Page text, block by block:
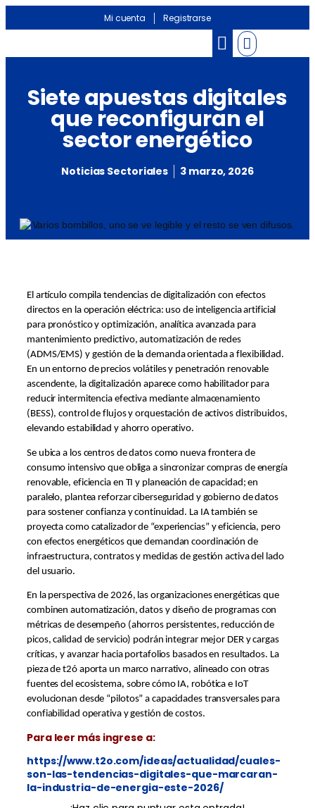
Mi cuenta Registrarse
Siete apuestas digitales
que reconfiguran el
sector energético
Noticias Sectoriales 3 marzo, 2026
El artículo compila tendencias de digitalización con efectos
directos en la operación eléctrica: uso de inteligencia artificial
para pronóstico y optimización, analítica avanzada para
mantenimiento predictivo, automatización de redes
(ADMS/EMS) y gestión de la demanda orientada a flexibilidad.
En un entorno de precios volátiles y penetración renovable
ascendente, la digitalización aparece como habilitador para
reducir intermitencia efectiva mediante almacenamiento
(BESS), control de flujos y orquestación de activos distribuidos,
elevando estabilidad y ahorro operativo.
Se ubica a los centros de datos como nueva frontera de
consumo intensivo que obliga a sincronizar compras de energía
renovable, eficiencia en TI y planeación de capacidad; en
paralelo, plantea reforzar ciberseguridad y gobierno de datos
para sostener confianza y continuidad. La IA también se
proyecta como catalizador de “experiencias” y eficiencia, pero
con efectos energéticos que demandan coordinación de
infraestructura, contratos y medidas de gestión activa del lado
del usuario.
En la perspectiva de 2026, las organizaciones energéticas que
combinen automatización, datos y diseño de programas con
métricas de desempeño (ahorros persistentes, reducción de
picos, calidad de servicio) podrán integrar mejor DER y cargas
críticas, y avanzar hacia portafolios basados en resultados. La
pieza de t2ó aporta un marco narrativo, alineado con otras
fuentes del ecosistema, sobre cómo IA, robótica e IoT
evolucionan desde “pilotos” a capacidades transversales para
confiabilidad operativa y gestión de costos.
Para leer más ingrese a:
https://www.t2o.com/ideas/actualidad/cuales-
son-las-tendencias-digitales-que-marcaran-
la-industria-de-energia-este-2026/